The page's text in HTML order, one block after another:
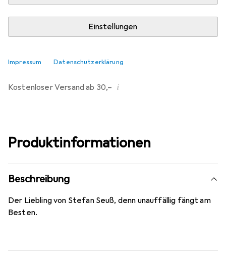
Einstellungen
Impressum Datenschutzerklärung
StockNet ConnectFR
In den Warenkorb
Vergleichen
Kostenloser Versand ab 30,– i
Produktinformationen
Beschreibung
Der Liebling von Stefan Seuß, denn unauffällig fängt am
Besten.